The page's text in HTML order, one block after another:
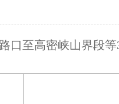
口至高密峡山界段